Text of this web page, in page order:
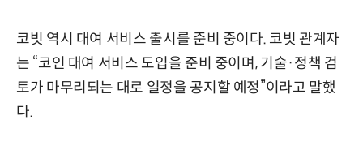
코빗 역시 대여 서비스 출시를 준비 중이다. 코빗 관계자
는 “코인 대여 서비스 도입을 준비 중이며, 기술·정책 검
토가 마무리되는 대로 일정을 공지할 예정”이라고 말했
다.